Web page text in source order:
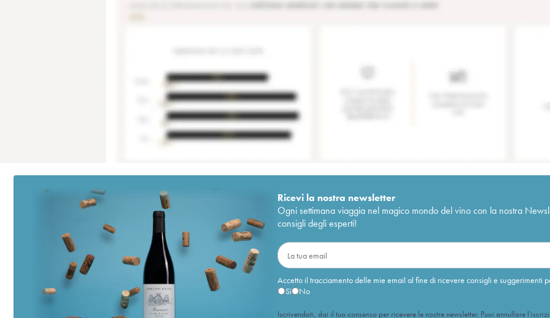
Ricevi la nostra newsletter
Ogni settimana viaggia nel magico mondo del vino con la nostra
consigli degli esperti!
Accetto il tracciamento delle mie email al fine di ricevere consigli e suggerimenti
Sì
No
Iscrivendoti, dai il tuo consenso per ricevere le nostre newsletter. Puoi annullare